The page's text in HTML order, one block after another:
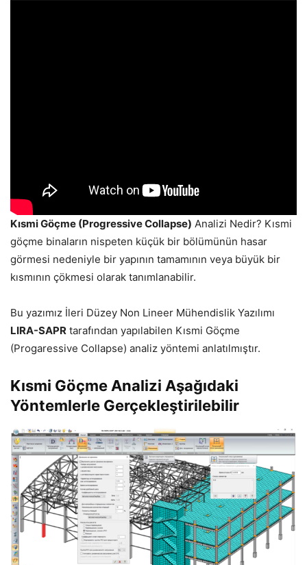
Kısmi Göçme (Progressive Collapse) Analizi Nedir? Kısmi
göçme binaların nispeten küçük bir bölümünün hasar
görmesi nedeniyle bir yapının tamamının veya büyük bir
kısmının çökmesi olarak tanımlanabilir.
Bu yazımız İleri Düzey Non Lineer Mühendislik Yazılımı
LIRA-SAPR tarafından yapılabilen Kısmi Göçme
(Progaressive Collapse) analiz yöntemi anlatılmıştır.
Kısmi Göçme Analizi Aşağıdaki
Yöntemlerle Gerçekleştirilebilir